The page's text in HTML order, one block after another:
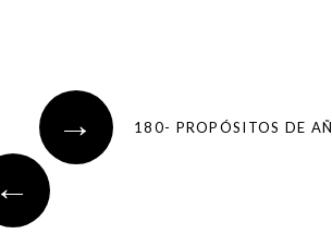
→ 180- PROPÓSITOS DE
←